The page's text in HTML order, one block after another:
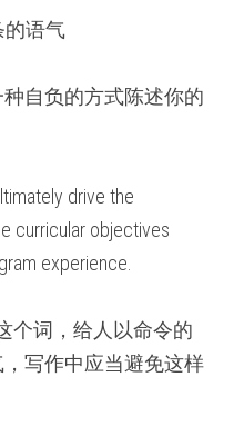
的语气
自负的方式陈述你的
drive the
curricular objectives
experience.
个词，给人以命令的
写作中应当避免这样